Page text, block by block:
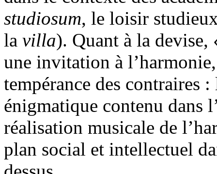
studiosum, le loisir
la villa). Quant à la devise,
une invitation à
tempérance des contraires
énigmatique contenu dans
réalisation musicale de
plan social et intellectuel